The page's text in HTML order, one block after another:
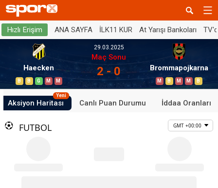
Hızlı Erişim ANA SAYFA İLK11 KUR At Yarışı Bankoları
Haecken
B B G M M
29.03.2025
Maç Sonu
2 - 0 Brommapojkarna
M B M M B
Aksiyon Haritası
Yeni
Canlı Puan Durumu İddaa Oranları
FUTBOL GMT +00:00